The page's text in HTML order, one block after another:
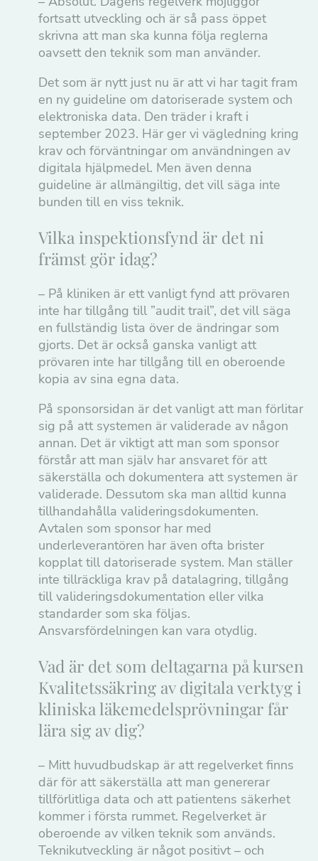
fortsatt utveckling och är så pass öppet
skrivna att man ska kunna följa reglerna
oavsett den teknik som man använder.
Det som är nytt just nu är att vi har tagit fram
en ny guideline om datoriserade system och
elektroniska data. Den träder i kraft i
september 2023. Här ger vi vägledning kring
krav och förväntningar om användningen av
digitala hjälpmedel. Men även denna
guideline är allmängiltig, det vill säga inte
bunden till en viss teknik.
Vilka inspektionsfynd är det ni
främst gör idag?
– På kliniken är ett vanligt fynd att prövaren
inte har tillgång till ”audit trail”, det vill säga
en fullständig lista över de ändringar som
gjorts. Det är också ganska vanligt att
prövaren inte har tillgång till en oberoende
kopia av sina egna data.
På sponsorsidan är det vanligt att man förlitar
sig på att systemen är validerade av någon
annan. Det är viktigt att man som sponsor
förstår att man själv har ansvaret för att
säkerställa och dokumentera att systemen är
validerade. Dessutom ska man alltid kunna
tillhandahålla valideringsdokumenten.
Avtalen som sponsor har med
underleverantören har även ofta brister
kopplat till datoriserade system. Man ställer
inte tillräckliga krav på datalagring, tillgång
till valideringsdokumentation eller vilka
standarder som ska följas.
Ansvarsfördelningen kan vara otydlig.
Vad är det som deltagarna på kursen
Kvalitetssäkring av digitala verktyg i
kliniska läkemedelsprövningar får
lära sig av dig?
– Mitt huvudbudskap är att regelverket finns
där för att säkerställa att man genererar
tillförlitliga data och att patientens säkerhet
kommer i första rummet. Regelverket är
oberoende av vilken teknik som används.
Teknikutveckling är något positivt – och
Dessa kakor
går inte att
välja bort. De
behövs för att
taget ska
fungera.
Statistik
För att vi ska
kunna